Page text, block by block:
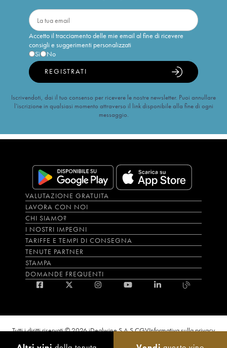
Accetto il tracciamento delle mie email al fine di ricevere
consigli e suggerimenti personalizzati
Sì
No
REGISTRATI
Iscrivendoti, dai il tuo consenso per ricevere le nostre newsletter. Puoi annullare
l’iscrizione in qualsiasi momento attraverso il link disponibile alla fine di ogni
messaggio.
VALUTAZIONE GRATUITA
LAVORA CON NOI
CHI SIAMO?
I NOSTRI IMPEGNI
TARIFFE E TEMPI DI CONSEGNA
TENUTE PARTNER
STAMPA
DOMANDE FREQUENTI
Tutti i diritti riservati © 2026 iDealwine S.A.S.CGVInformativa sulla privacy